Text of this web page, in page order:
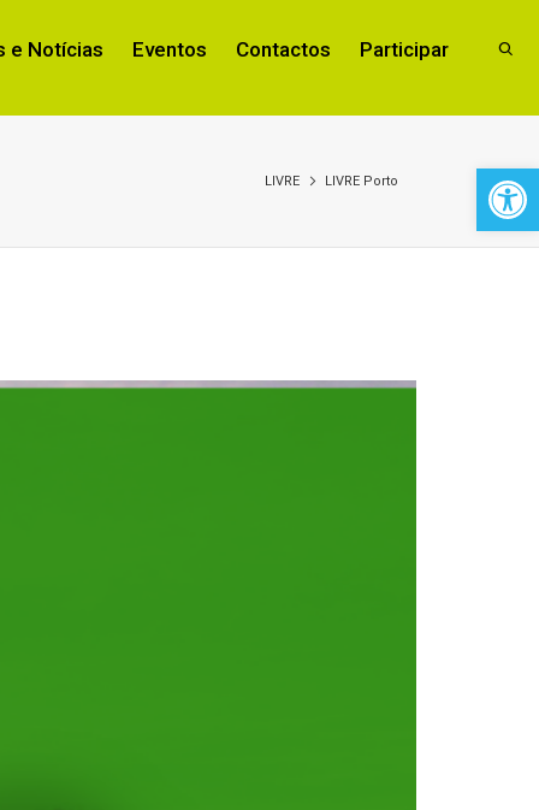
e Notícias Eventos Contactos Participar
LIVRE LIVRE Porto